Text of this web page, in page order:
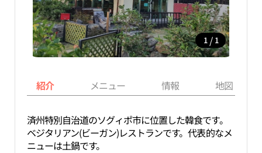
1 / 1
紹介 メニュー 情報 地図
済州特別自治道のソグィポ市に位置した韓食です。
ベジタリアン(ビーガン)レストランです。代表的なメ
ニューは土鍋です。